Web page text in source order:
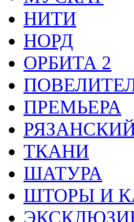
НИТИ
НОРД
ОРБИТА 2
ПРЕМЬЕРА
ТКАНИ
ШАТУРА
ШТОРЫ И